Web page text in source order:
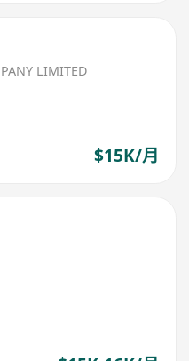
LIMITED
$15K/月